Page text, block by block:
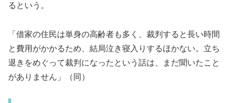
るという。
「借家の住民は単身の高齢者も多く、裁判すると長い時間
と費用がかかるため、結局泣き寝入りするほかない。立ち
退きをめぐって裁判になったという話は、まだ聞いたこと
がありません」（同）